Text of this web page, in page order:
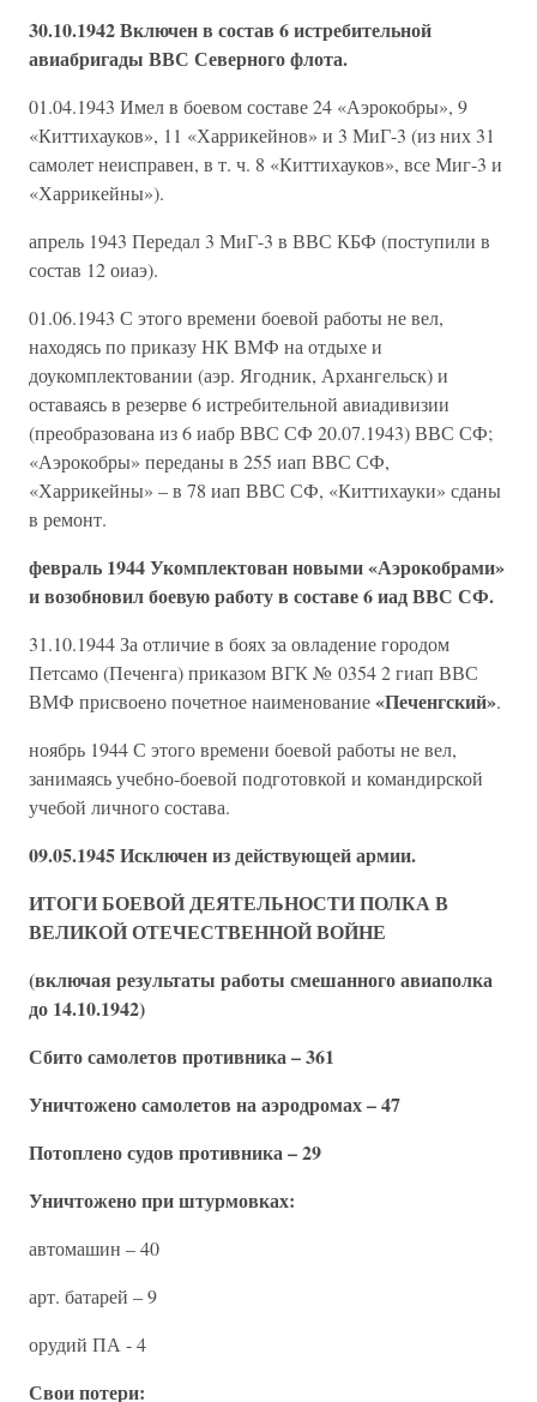
30.10.1942 Включен в состав 6 истребительной
авиабригады ВВС Северного флота.
01.04.1943 Имел в боевом составе 24 «Аэрокобры», 9
«Киттихауков», 11 «Харрикейнов» и 3 МиГ-3 (из них 31
самолет неисправен, в т. ч. 8 «Киттихауков», все Миг-3 и
«Харрикейны»).
апрель 1943 Передал 3 МиГ-3 в ВВС КБФ (поступили в
состав 12 оиаэ).
01.06.1943 С этого времени боевой работы не вел,
находясь по приказу НК ВМФ на отдыхе и
доукомплектовании (аэр. Ягодник, Архангельск) и
оставаясь в резерве 6 истребительной авиадивизии
(преобразована из 6 иабр ВВС СФ 20.07.1943) ВВС СФ;
«Аэрокобры» переданы в 255 иап ВВС СФ,
«Харрикейны» – в 78 иап ВВС СФ, «Киттихауки» сданы
в ремонт.
февраль 1944 Укомплектован новыми «Аэрокобрами»
и возобновил боевую работу в составе 6 иад ВВС СФ.
31.10.1944 За отличие в боях за овладение городом
Петсамо (Печенга) приказом ВГК № 0354 2 гиап ВВС
ВМФ присвоено почетное наименование«Печенгский».
ноябрь 1944 С этого времени боевой работы не вел,
занимаясь учебно-боевой подготовкой и командирской
учебой личного состава.
09.05.1945 Исключен из действующей армии.
ИТОГИ БОЕВОЙ ДЕЯТЕЛЬНОСТИ ПОЛКА В
ВЕЛИКОЙ ОТЕЧЕСТВЕННОЙ ВОЙНЕ
(включая результаты работы смешанного авиаполка
до 14.10.1942)
Сбито самолетов противника – 361
Уничтожено самолетов на аэродромах – 47
Потоплено судов противника – 29
Уничтожено при штурмовках:
автомашин – 40
арт. батарей – 9
орудий ПА - 4
Свои потери: